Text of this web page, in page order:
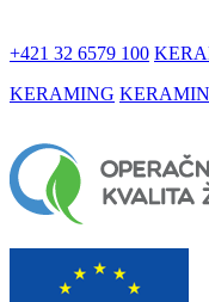
+421 32 6579 100
KERAMING